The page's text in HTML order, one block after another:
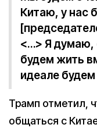
Китаю, у нас
<…> Я думаю,
будем жить
идеале
Трамп отметил,
общаться с